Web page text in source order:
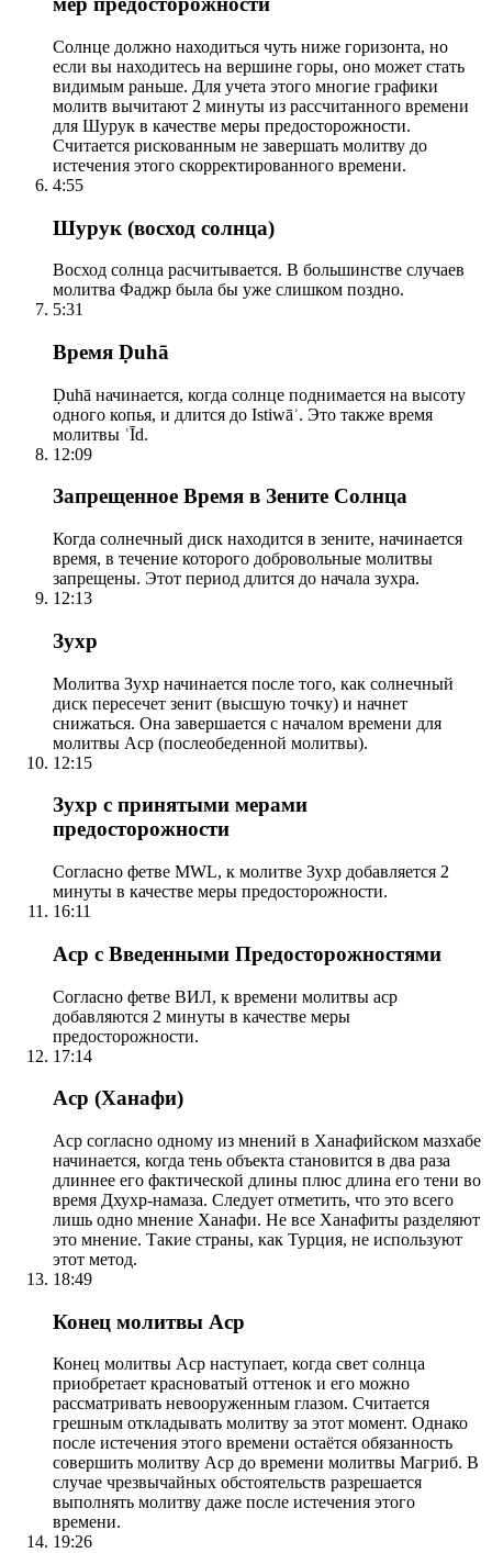
Солнце должно находиться чуть ниже горизонта, но
если вы находитесь на вершине горы, оно может стать
видимым раньше. Для учета этого многие графики
молитв вычитают 2 минуты из рассчитанного времени
для Шурук в качестве меры предосторожности.
Считается рискованным не завершать молитву до
истечения этого скорректированного времени.
4:55
Шурук (восход солнца)
Восход солнца расчитывается. В большинстве случаев
молитва Фаджр была бы уже слишком поздно.
5:31
Время Ḍuhā
Ḍuhā начинается, когда солнце поднимается на высоту
одного копья, и длится до Istiwāʾ. Это также время
молитвы ʿĪd.
12:09
Запрещенное Время в Зените Солнца
Когда солнечный диск находится в зените, начинается
время, в течение которого добровольные молитвы
запрещены. Этот период длится до начала зухра.
12:13
Зухр
Молитва Зухр начинается после того, как солнечный
диск пересечет зенит (высшую точку) и начнет
снижаться. Она завершается с началом времени для
молитвы Аср (послеобеденной молитвы).
12:15
Зухр с принятыми мерами
предосторожности
Согласно фетве MWL, к молитве Зухр добавляется 2
минуты в качестве меры предосторожности.
16:11
Аср с Введенными Предосторожностями
Согласно фетве ВИЛ, к времени молитвы аср
добавляются 2 минуты в качестве меры
предосторожности.
17:14
Аср (Ханафи)
Аср согласно одному из мнений в Ханафийском мазхабе
начинается, когда тень объекта становится в два раза
длиннее его фактической длины плюс длина его тени во
время Дхухр-намаза. Следует отметить, что это всего
лишь одно мнение Ханафи. Не все Ханафиты разделяют
это мнение. Такие страны, как Турция, не используют
этот метод.
18:49
Конец молитвы Аср
Конец молитвы Аср наступает, когда свет солнца
приобретает красноватый оттенок и его можно
рассматривать невооруженным глазом. Считается
грешным откладывать молитву за этот момент. Однако
после истечения этого времени остаётся обязанность
совершить молитву Аср до времени молитвы Магриб. В
случае чрезвычайных обстоятельств разрешается
выполнять молитву даже после истечения этого
времени.
19:26